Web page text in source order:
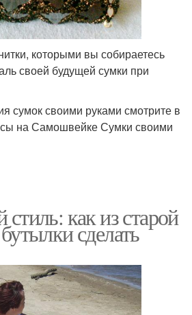
которыми вы собираетесь
своей будущей сумки при
сумок своими руками смотрите в
на Самошвейке Сумки своими
как из старой
сделать